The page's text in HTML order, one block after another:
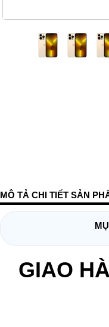
MÔ TẢ CHI TIẾT SẢN
GIAO